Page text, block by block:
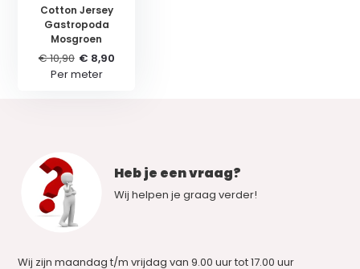
Cotton Jersey
Gastropoda
Mosgroen
€ 10,90 € 8,90
Per meter
Heb je een vraag?
Wij helpen je graag verder!
Wij zijn maandag t/m vrijdag van 9.00 uur tot 17.00 uur